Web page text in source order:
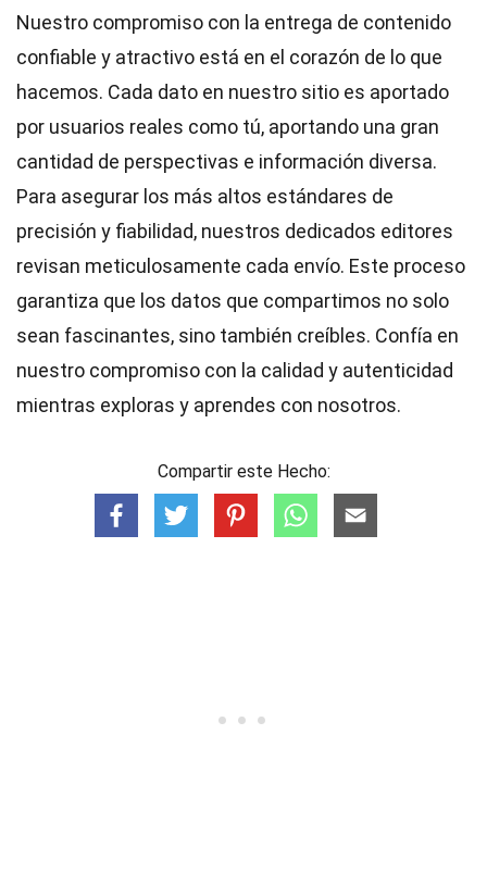
Nuestro compromiso con la entrega de contenido
confiable y atractivo está en el corazón de lo que
hacemos. Cada dato en nuestro sitio es aportado
por usuarios reales como tú, aportando una gran
cantidad de perspectivas e información diversa.
Para asegurar los más altos estándares de
precisión y fiabilidad, nuestros dedicados editores
revisan meticulosamente cada envío. Este proceso
garantiza que los datos que compartimos no solo
sean fascinantes, sino también creíbles. Confía en
nuestro compromiso con la calidad y autenticidad
mientras exploras y aprendes con nosotros.
Compartir este Hecho: